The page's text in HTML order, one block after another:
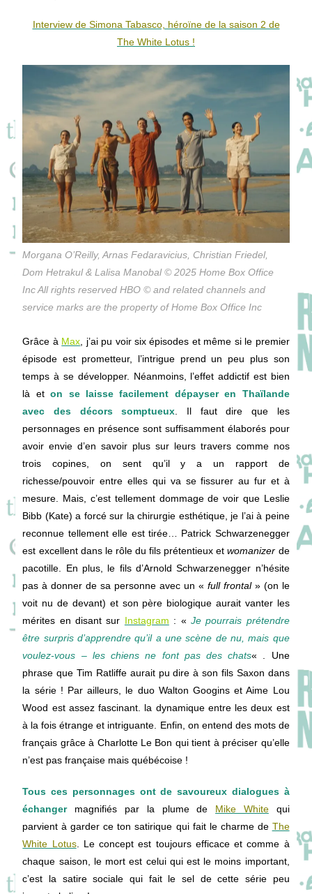
Interview de Simona Tabasco, héroïne de la saison 2 de
The White Lotus !
Morgana O’Reilly, Arnas Fedaravicius, Christian Friedel,
Dom Hetrakul & Lalisa Manobal © 2025 Home Box Office
Inc All rights reserved HBO © and related channels and
service marks are the property of Home Box Office Inc
Grâce à Max, j’ai pu voir six épisodes et même si le premier
épisode est prometteur, l’intrigue prend un peu plus son
temps à se développer. Néanmoins, l’effet addictif est bien
là eton se laisse facilement dépayser en Thaïlande
avec des décors somptueux. Il faut dire que les
personnages en présence sont suffisamment élaborés pour
avoir envie d’en savoir plus sur leurs travers comme nos
trois copines, on sent qu’il y a un rapport de
richesse/pouvoir entre elles qui va se fissurer au fur et à
mesure. Mais, c’est tellement dommage de voir que Leslie
Bibb (Kate) a forcé sur la chirurgie esthétique, je l’ai à peine
reconnue tellement elle est tirée… Patrick Schwarzenegger
est excellent dans le rôle du fils prétentieux etwomanizer de
pacotille. En plus, le fils d’Arnold Schwarzenegger n’hésite
pas à donner de sa personne avec un « full frontal» (on le
voit nu de devant) et son père biologique aurait vanter les
mérites en disant sur Instagram : « Je pourrais prétendre
être surpris d’apprendre qu’il a une scène de nu, mais que
voulez-vous – les chiens ne font pas des chats« . Une
phrase que Tim Ratliffe aurait pu dire à son fils Saxon dans
la série ! Par ailleurs, le duo Walton Googins et Aime Lou
Wood est assez fascinant. la dynamique entre les deux est
à la fois étrange et intriguante. Enfin, on entend des mots de
français grâce à Charlotte Le Bon qui tient à préciser qu’elle
n’est pas française mais québécoise !
Tous ces personnages ont de savoureux dialogues à
échanger
magnifiés par la plume de Mike Whitequi
parvient à garder ce ton satirique qui fait le charme de The
White Lotus. Le concept est toujours efficace et comme à
chaque saison, le mort est celui qui est le moins important,
c’est la satire sociale qui fait le sel de cette série peu